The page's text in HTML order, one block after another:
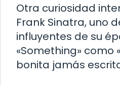
Otra curiosidad
Frank Sinatra, uno
influyentes de su
«Something» como
bonita jamás